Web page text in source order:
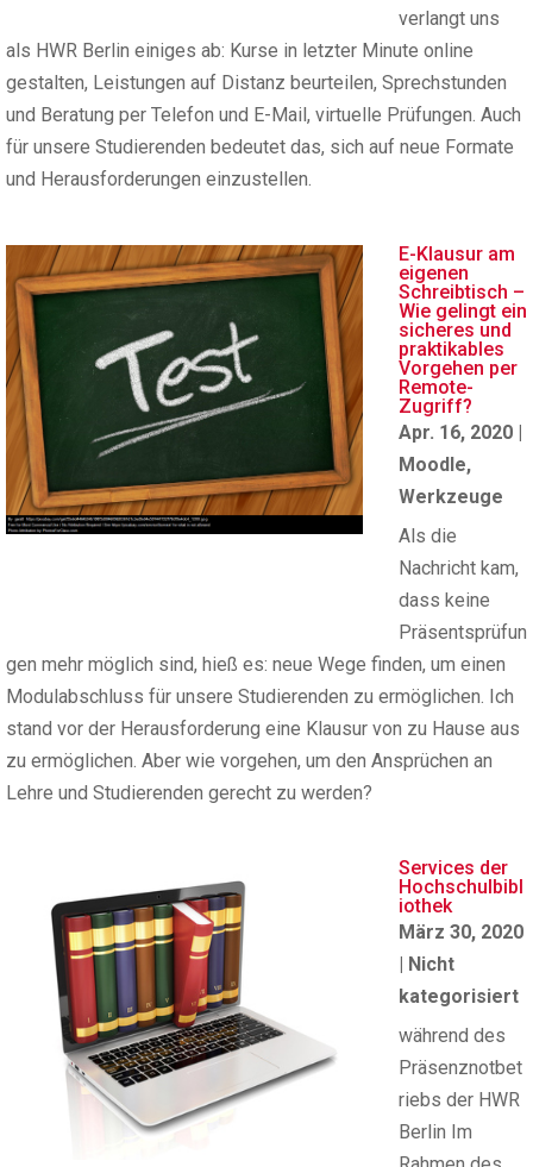
verlangt uns
als HWR Berlin einiges ab: Kurse in letzter Minute online
gestalten, Leistungen auf Distanz beurteilen, Sprechstunden
und Beratung per Telefon und E-Mail, virtuelle Prüfungen. Auch
für unsere Studierenden bedeutet das, sich auf neue Formate
und Herausforderungen einzustellen.
E-Klausur am
eigenen
Schreibtisch –
Wie gelingt ein
sicheres und
praktikables
Vorgehen per
Remote-
Zugriff?
Apr. 16, 2020 |
Moodle,
Werkzeuge
Als die
Nachricht kam,
dass keine
Präsentsprüfun
gen mehr möglich sind, hieß es: neue Wege finden, um einen
Modulabschluss für unsere Studierenden zu ermöglichen. Ich
stand vor der Herausforderung eine Klausur von zu Hause aus
zu ermöglichen. Aber wie vorgehen, um den Ansprüchen an
Lehre und Studierenden gerecht zu werden?
Services der
Hochschulbibl
iothek
März 30, 2020
| Nicht
kategorisiert
während des
Präsenznotbet
riebs der HWR
Berlin Im